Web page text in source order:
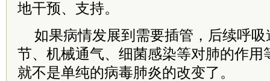
地干预、支持。
如果病情发展到需要插管，后续呼
节、机械通气、细菌感染等对肺的作用
就不是单纯的病毒肺炎的改变了。